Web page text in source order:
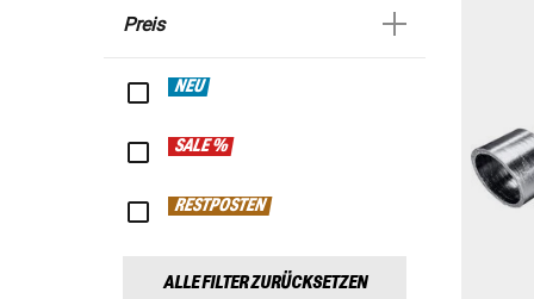
Preis
NEU
SALE %
RESTPOSTEN
ALLE FILTER ZURÜCKSETZEN